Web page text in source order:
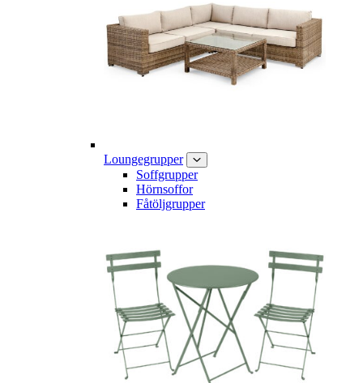
Loungegrupper
Soffgrupper
Hörnsoffor
Fåtöljgrupper